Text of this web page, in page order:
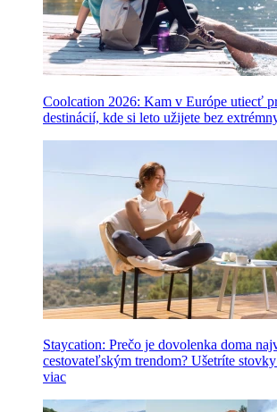
Coolcation 2026: Kam v Európe utiecť
destinácií, kde si leto užijete bez
Staycation: Prečo je dovolenka doma
cestovateľským trendom? Ušetríte
viac